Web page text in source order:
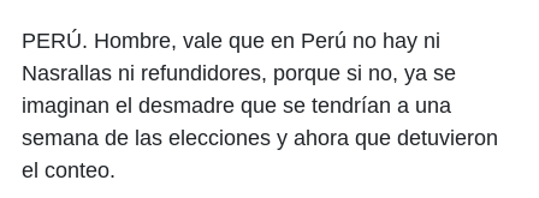
PERÚ. Hombre, vale que en Perú no hay ni
Nasrallas ni refundidores, porque si no, ya se
imaginan el desmadre que se tendrían a una
semana de las elecciones y ahora que detuvieron
el conteo.